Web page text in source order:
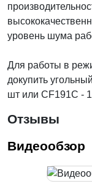
уровень шума
Для работы в
докупить
шт или CF191C -
Отзывы
Видеообзор